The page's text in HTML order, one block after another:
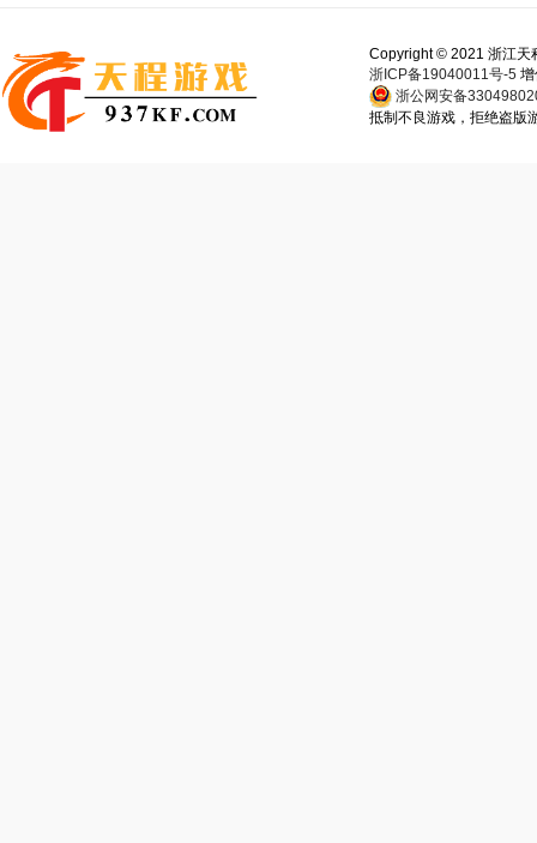
Copyright © 2021 浙江天
浙ICP备19040011号-5
浙公网安备
抵制不良游戏，拒绝盗版